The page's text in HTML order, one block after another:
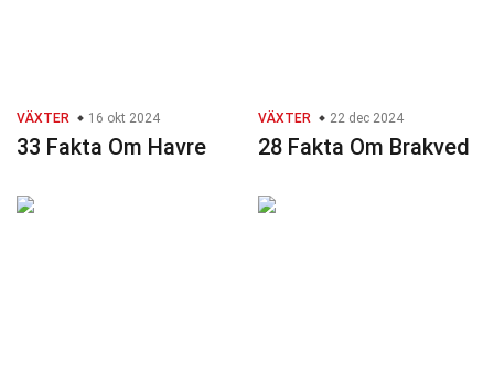
VÄXTER 16 okt 2024
33 Fakta Om Havre
VÄXTER 22 dec 2024
28 Fakta Om Brakved